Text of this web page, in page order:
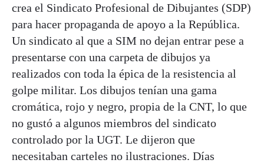
crea el Sindicato Profesional de Dibujantes (SDP)
para hacer propaganda de apoyo a la República.
Un sindicato al que a SIM no dejan entrar pese a
presentarse con una carpeta de dibujos ya
realizados con toda la épica de la resistencia al
golpe militar. Los dibujos tenían una gama
cromática, rojo y negro, propia de la CNT, lo que
no gustó a algunos miembros del sindicato
controlado por la UGT. Le dijeron que
necesitaban carteles no ilustraciones. Días